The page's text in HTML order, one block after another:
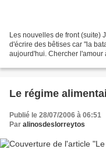
Les nouvelles de front (suite)
d'écrire des bêtises car "la
aujourd'hui. Chercher l'amour
Le régime
Publié le 28/07/2006 à 06:51
Par alinosdeslorreytos